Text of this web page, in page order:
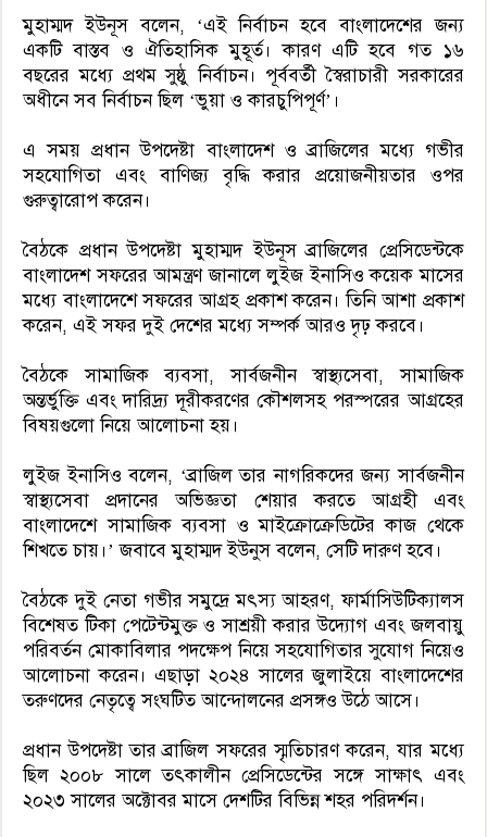
মুহাম্মদ ইউনূস বলেন, ‘এই নির্বাচন হবে বাংলাদেশের জন্য
একটি বাস্তব ও ঐতিহাসিক মুহূর্ত। কারণ এটি হবে গত ১৬
বছরের মধ্যে প্রথম সুষ্ঠু নির্বাচন। পূর্ববর্তী স্বৈরাচারী সরকারের
অধীনে সব নির্বাচন ছিল ‘ভুয়া ও কারচুপিপূর্ণ’।
এ সময় প্রধান উপদেষ্টা বাংলাদেশ ও ব্রাজিলের মধ্যে গভীর
সহযোগিতা এবং বাণিজ্য বৃদ্ধি করার প্রয়োজনীয়তার ওপর
গুরুত্বারোপ করেন।
বৈঠকে প্রধান উপদেষ্টা মুহাম্মদ ইউনূস ব্রাজিলের প্রেসিডেন্টকে
বাংলাদেশ সফরের আমন্ত্রণ জানালে লুইজ ইনাসিও কয়েক মাসের
মধ্যে বাংলাদেশে সফরের আগ্রহ প্রকাশ করেন। তিনি আশা প্রকাশ
করেন, এই সফর দুই দেশের মধ্যে সম্পর্ক আরও দৃঢ় করবে।
বৈঠকে সামাজিক ব্যবসা, সার্বজনীন স্বাস্থ্যসেবা, সামাজিক
অন্তর্ভুক্তি এবং দারিদ্র্য দূরীকরণের কৌশলসহ পরস্পরের আগ্রহের
বিষয়গুলো নিয়ে আলোচনা হয়।
লুইজ ইনাসিও বলেন, ‘ব্রাজিল তার নাগরিকদের জন্য সার্বজনীন
স্বাস্থ্যসেবা প্রদানের অভিজ্ঞতা শেয়ার করতে আগ্রহী এবং
বাংলাদেশে সামাজিক ব্যবসা ও মাইক্রোক্রেডিটের কাজ থেকে
শিখতে চায়।’ জবাবে মুহাম্মদ ইউনুস বলেন, সেটি দারুণ হবে।
বৈঠকে দুই নেতা গভীর সমুদ্রে মৎস্য আহরণ, ফার্মাসিউটিক্যালস
বিশেষত টিকা পেটেন্টমুক্ত ও সাশ্রয়ী করার উদ্যোগ এবং জলবায়ু
পরিবর্তন মোকাবিলার পদক্ষেপ নিয়ে সহযোগিতার সুযোগ নিয়েও
আলোচনা করেন। এছাড়া ২০২৪ সালের জুলাইয়ে বাংলাদেশের
তরুণদের নেতৃত্বে সংঘটিত আন্দোলনের প্রসঙ্গও উঠে আসে।
প্রধান উপদেষ্টা তার ব্রাজিল সফরের স্মৃতিচারণ করেন, যার মধ্যে
ছিল ২০০৮ সালে তৎকালীন প্রেসিডেন্টের সঙ্গে সাক্ষাৎ এবং
২০২৩ সালের অক্টোবর মাসে দেশটির বিভিন্ন শহর পরিদর্শন।